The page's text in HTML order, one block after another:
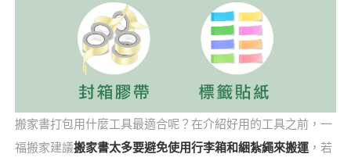
搬家書打包用什麼工具最適合呢？在介紹好用的工具之前，一
福搬家建議搬家書太多要避免使用行李箱和綑紮繩來搬運，若